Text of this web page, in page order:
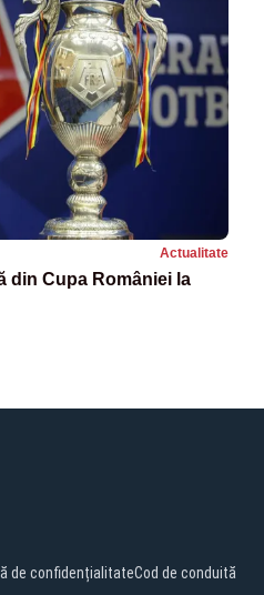
Actualitate
din Cupa României la
de confidențialitateCod de conduită